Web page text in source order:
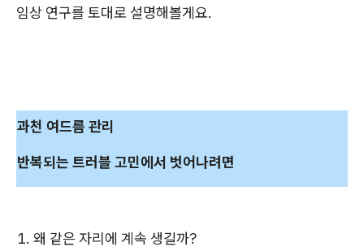
임상 연구를 토대로 설명해볼게요.
과천 여드름 관리
반복되는 트러블 고민에서 벗어나려면
1. 왜 같은 자리에 계속 생길까?